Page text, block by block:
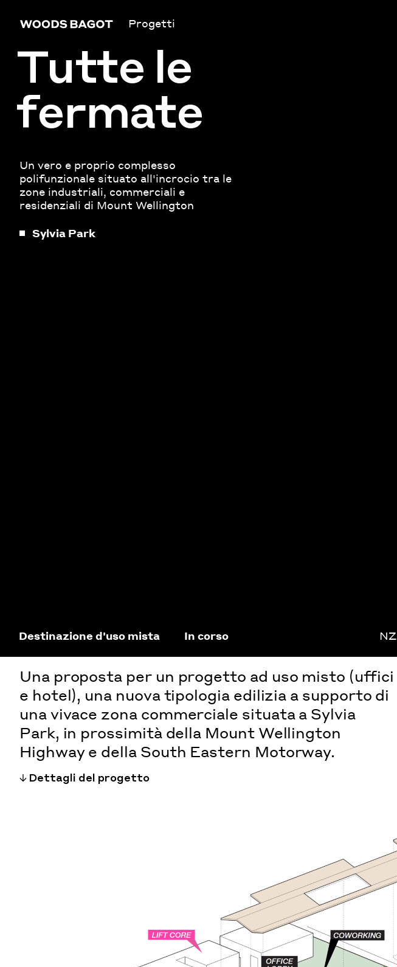
Progetti
Tutte le
fermate
Un vero e proprio complesso
polifunzionale situato all'incrocio tra le
zone industriali, commerciali e
residenziali di Mount Wellington
Sylvia Park
Destinazione d'uso mista In corso NZ
Una proposta per un progetto ad uso misto (uffici
e hotel), una nuova tipologia edilizia a supporto di
una vivace zona commerciale situata a Sylvia
Park, in prossimità della Mount Wellington
Highway e della South Eastern Motorway.
Dettagli del progetto